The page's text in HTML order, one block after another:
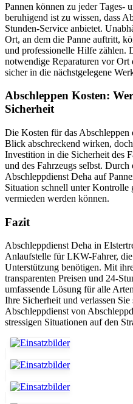
Pannen können zu jeder Tages-
beruhigend ist zu wissen, dass
Stunden-Service anbietet.
Ort, an dem die Panne auftritt,
und professionelle Hilfe zählen.
notwendige Reparaturen vor Ort
sicher in die nächstgelegene
Abschleppen Kosten:
Sicherheit
Die Kosten für das
Blick abschreckend wirken,
Investition in die Sicherheit des
und des Fahrzeugs selbst.
Abschleppdienst Deha auf
Situation schnell unter Kontrolle
vermieden werden können.
Fazit
Abschleppdienst Deha in
Anlaufstelle für LKW-Fahrer,
Unterstützung benötigen. Mit
transparenten Preisen und 24-
umfassende Lösung für alle
Ihre Sicherheit und verlassen
Abschleppdienst von
stressigen Situationen auf den